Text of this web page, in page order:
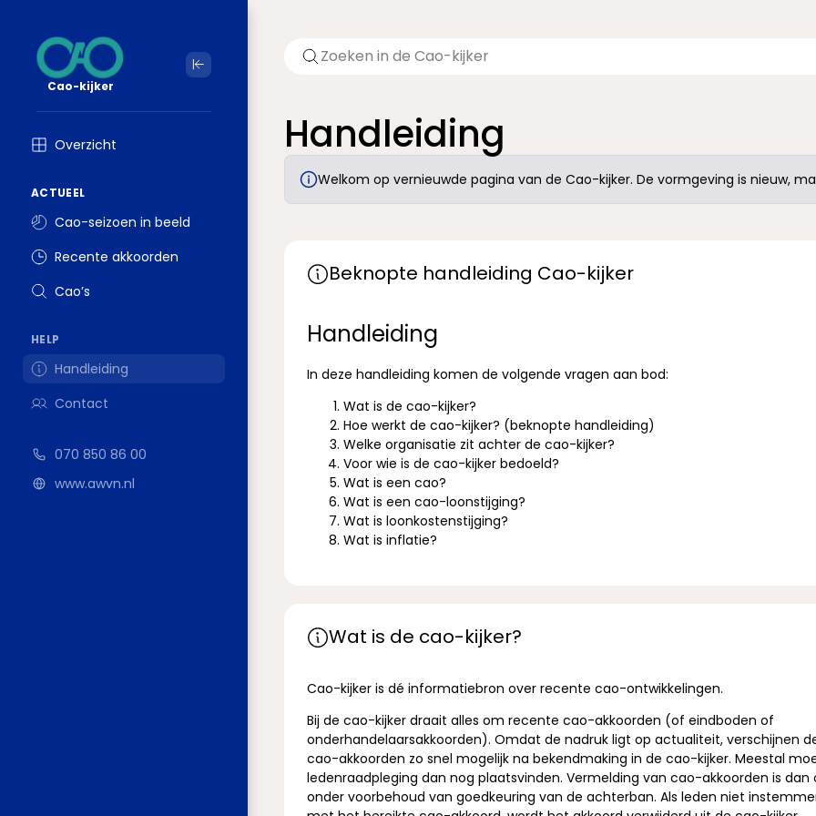
Cao-kijker
Overzicht
ACTUEEL
Cao-seizoen in beeld
Recente akkoorden
Cao’s
HELP
Handleiding
Contact
070 850 86 00
www.awvn.nl
Handleiding
Welkom op vernieuwde pagina van de Cao-kijker. De vormgeving is nieuw,
Beknopte handleiding Cao-kijker
Handleiding
In deze handleiding komen de volgende vragen aan bod:
Wat is de cao-kijker?
Hoe werkt de cao-kijker? (beknopte handleiding)
Welke organisatie zit achter de cao-kijker?
Voor wie is de cao-kijker bedoeld?
Wat is een cao?
Wat is een cao-loonstijging?
Wat is loonkostenstijging?
Wat is inflatie?
Wat is de cao-kijker?
Cao-kijker is dé informatiebron over recente cao-ontwikkelingen.
Bij de cao-kijker draait alles om recente cao-akkoorden (of eindboden of
onderhandelaarsakkoorden). Omdat de nadruk ligt op actualiteit, verschijnen
cao-akkoorden zo snel mogelijk na bekendmaking in de cao-kijker. Meestal
ledenraadpleging dan nog plaatsvinden. Vermelding van cao-akkoorden is dan
onder voorbehoud van goedkeuring van de achterban. Als leden niet